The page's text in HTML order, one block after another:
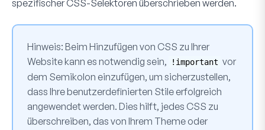
spezifischer CSS-Selektoren überschrieben werden.
Hinweis: Beim Hinzufügen von CSS zu Ihrer
Website kann es notwendig sein,
!important vor
dem Semikolon einzufügen, um sicherzustellen,
dass Ihre benutzerdefinierten Stile erfolgreich
angewendet werden. Dies hilft, jedes CSS zu
überschreiben, das von Ihrem Theme oder